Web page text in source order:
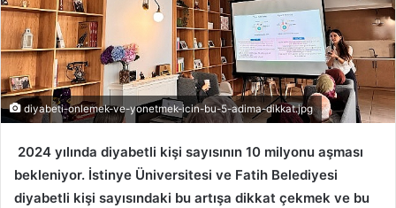
diyabeti-onlemek-ve-yonetmek-icin-bu-5-adima-dikkat.jpg
2024 yılında diyabetli kişi sayısının 10 milyonu aşması
bekleniyor. İstinye Üniversitesi ve Fatih Belediyesi
diyabetli kişi sayısındaki bu artışa dikkat çekmek ve bu